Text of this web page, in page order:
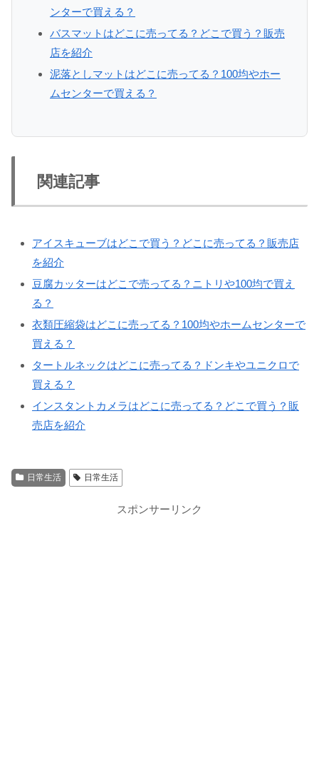
ンターで買える？
バスマットはどこに売ってる？どこで買う？販売
店を紹介
泥落としマットはどこに売ってる？100均やホー
ムセンターで買える？
関連記事
アイスキューブはどこで買う？どこに売ってる？販売店
を紹介
豆腐カッターはどこで売ってる？ニトリや100均で買え
る？
衣類圧縮袋はどこに売ってる？100均やホームセンターで
買える？
タートルネックはどこに売ってる？ドンキやユニクロで
買える？
インスタントカメラはどこに売ってる？どこで買う？販
売店を紹介
日常生活 日常生活
スポンサーリンク